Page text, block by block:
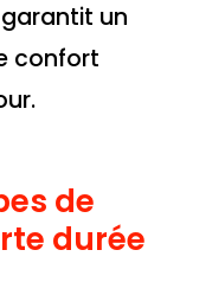
un
confort
de
durée